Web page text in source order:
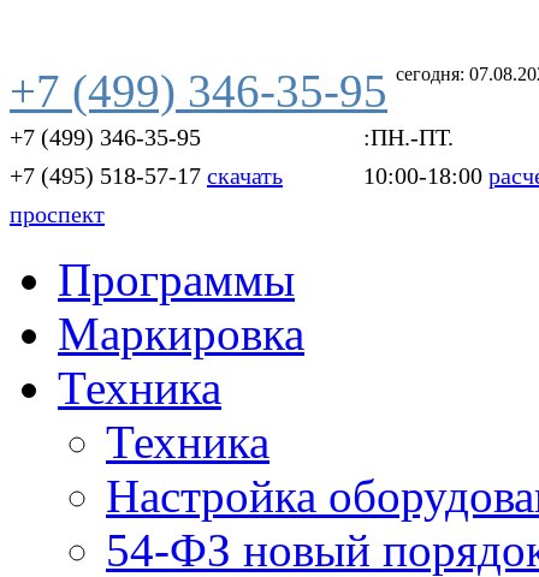
сегодня:
+7 (499) 346-35-95
+7 (499) 346-35-95
+7 (495) 518-57-17 скачать
проспект
:ПН.-ПТ.
10:00-18:00
Программы
Маркировка
Техника
Техника
Настройка
54-ФЗ новый